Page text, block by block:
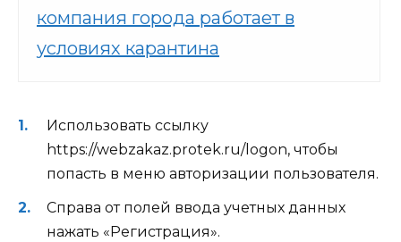
компания города работает в
условиях карантина
Использовать ссылку
https://webzakaz.protek.ru/logon, чтобы
попасть в меню авторизации пользователя.
Справа от полей ввода учетных данных
нажать «Регистрация».